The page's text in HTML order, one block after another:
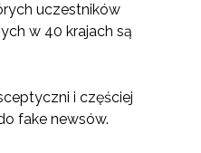
uczestników
w 40 krajach są
i częściej
fake newsów.